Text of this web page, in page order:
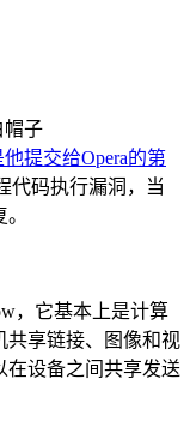
帽子
他提交给Opera的第
代码执行漏洞，当
，它基本上是计算
共享链接、图像和视
在设备之间共享发送